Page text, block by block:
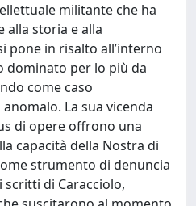
militante che ha
alla storia e alla
pone in risalto all’interno
dominato per lo più da
come caso
La sua vicenda
di opere offrono una
capacità della Nostra di
strumento di denuncia
di Caracciolo,